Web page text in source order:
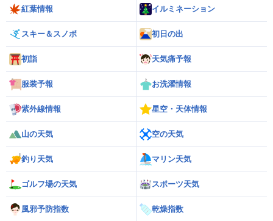
紅葉情報 イルミネーション
スキー＆スノボ 初日の出
初詣 天気痛予報
服装予報 お洗濯情報
紫外線情報 星空・天体情報
山の天気 空の天気
釣り天気 マリン天気
ゴルフ場の天気 スポーツ天気
風邪予防指数 乾燥指数